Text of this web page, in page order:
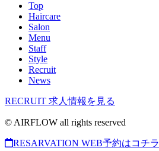
Top
Haircare
Salon
Menu
Staff
Style
Recruit
News
RECRUIT 求人情報を見る
© AIRFLOW all rights reserved
RESARVATION WEB予約はコチラ